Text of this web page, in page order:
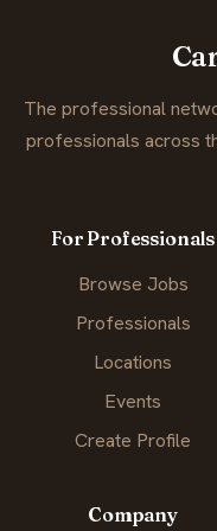
The professional
professionals across
For Professionals
Browse Jobs
Professionals
Locations
Events
Create Profile
Company